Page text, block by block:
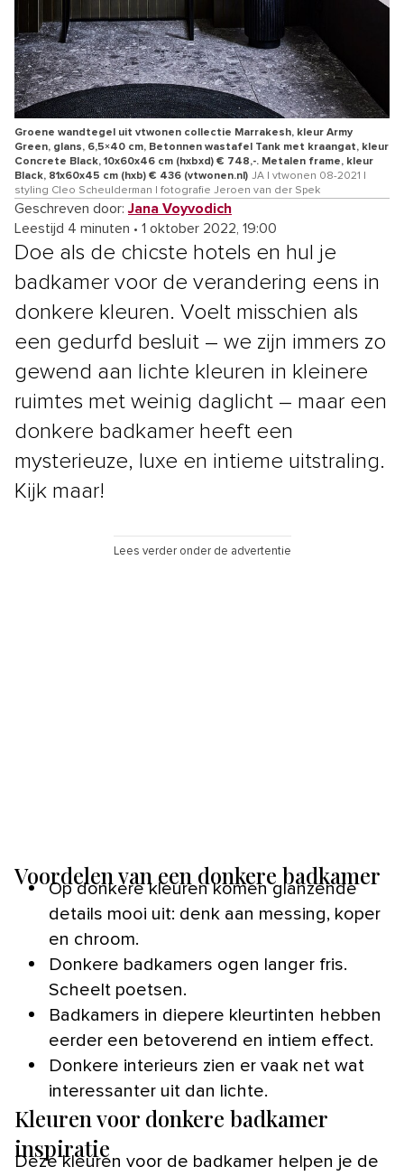
Groene wandtegel uit vtwonen collectie Marrakesh, kleur Army
Green, glans, 6,5×40 cm, Betonnen wastafel Tank met kraangat, kleur
Concrete Black, 10x60x46 cm (hxbxd) € 748,-. Metalen frame, kleur
Black, 81x60x45 cm (hxb) € 436 (vtwonen.nl) JA | vtwonen 08-2021 |
styling Cleo Scheulderman | fotografie Jeroen van der Spek
Geschreven door:Jana Voyvodich
Leestijd 4 minuten • 1 oktober 2022, 19:00
Doe als de chicste hotels en hul je
badkamer voor de verandering eens in
donkere kleuren. Voelt misschien als
een gedurfd besluit – we zijn immers zo
gewend aan lichte kleuren in kleinere
ruimtes met weinig daglicht – maar een
donkere badkamer heeft een
mysterieuze, luxe en intieme uitstraling.
Kijk maar!
Lees verder onder de advertentie
Voordelen van een donkere badkamer
Op donkere kleuren komen glanzende
details mooi uit: denk aan messing, koper
en chroom.
Donkere badkamers ogen langer fris.
Scheelt poetsen.
Badkamers in diepere kleurtinten hebben
eerder een betoverend en intiem effect.
Donkere interieurs zien er vaak net wat
interessanter uit dan lichte.
Kleuren voor donkere badkamer
inspiratie
Deze kleuren voor de badkamer helpen je de